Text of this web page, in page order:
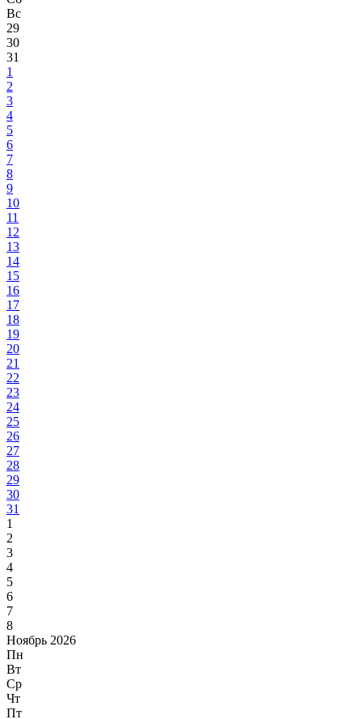
Вс
29
30
31
1
2
3
4
5
6
7
8
9
10
11
12
13
14
15
16
17
18
19
20
21
22
23
24
25
26
27
28
29
30
31
1
2
3
4
5
6
7
8
Ноябрь 2026
Пн
Вт
Ср
Чт
Пт